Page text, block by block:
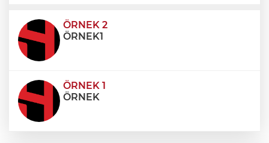
condimentum eros et, faucibus sapien. Praese
ÖRNEK 2
ÖRNEK1
ÖRNEK 1
ÖRNEK